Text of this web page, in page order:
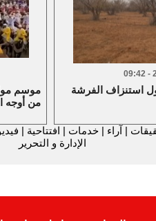
موسم
من أوجه
استنزاف الفرشة
| آراء |خدمات | افتتاحية |
الإدارة و التحرير